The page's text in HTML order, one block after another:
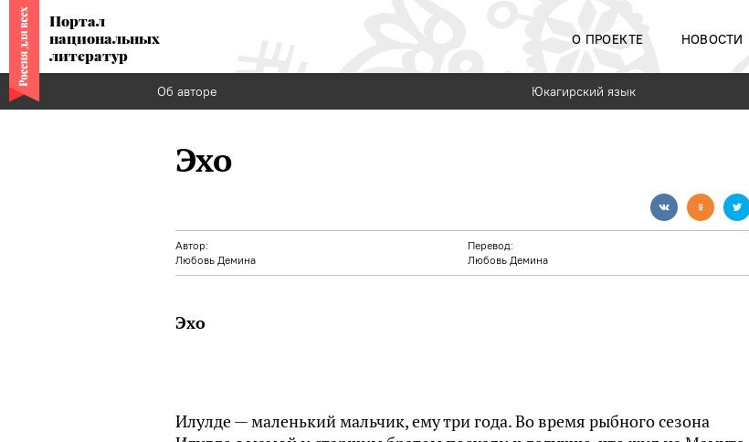
Портал
национальных
литератур
О ПРОЕКТЕ НОВОСТИ
Об авторе Юкагирский язык
Эхо
Автор:
Любовь Демина
Перевод:
Любовь Демина
Эхо
Илулде — маленький мальчик, ему три года. Во время рыбного сезона